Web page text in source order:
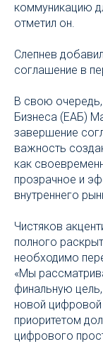
коммуникацию
отметил он.
Слепнев
соглашение в
В свою очередь,
Бизнеса (ЕАБ)
завершение
важность
как
прозрачное и
внутреннего
Чистяков
полного
необходимо
«Мы
финальную
новой
приоритетом
цифрового